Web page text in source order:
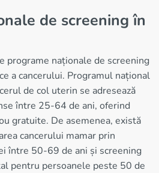
de screening în
programe naționale de screening
a cancerului. Programul național
de col uterin se adresează
între 25-64 de ani, oferind
gratuite. De asemenea, există
cancerului mamar prin
între 50-69 de ani și screening
pentru persoanele peste 50 de